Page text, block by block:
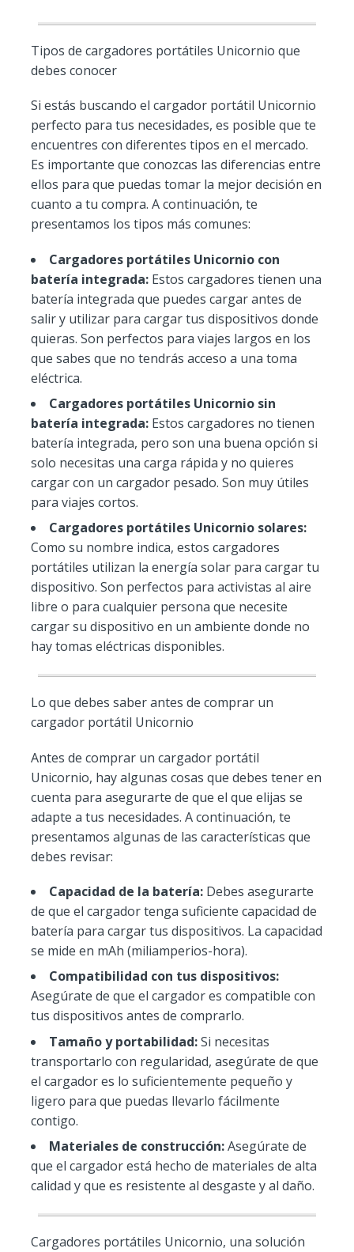
Tipos de cargadores portátiles Unicornio que
debes conocer
Si estás buscando el cargador portátil Unicornio
perfecto para tus necesidades, es posible que te
encuentres con diferentes tipos en el mercado.
Es importante que conozcas las diferencias entre
ellos para que puedas tomar la mejor decisión en
cuanto a tu compra. A continuación, te
presentamos los tipos más comunes:
Cargadores portátiles Unicornio con
batería integrada:Estos cargadores tienen una
batería integrada que puedes cargar antes de
salir y utilizar para cargar tus dispositivos donde
quieras. Son perfectos para viajes largos en los
que sabes que no tendrás acceso a una toma
eléctrica.
Cargadores portátiles Unicornio sin
batería integrada:Estos cargadores no tienen
batería integrada, pero son una buena opción si
solo necesitas una carga rápida y no quieres
cargar con un cargador pesado. Son muy útiles
para viajes cortos.
Cargadores portátiles Unicornio solares:
Como su nombre indica, estos cargadores
portátiles utilizan la energía solar para cargar tu
dispositivo. Son perfectos para activistas al aire
libre o para cualquier persona que necesite
cargar su dispositivo en un ambiente donde no
hay tomas eléctricas disponibles.
Lo que debes saber antes de comprar un
cargador portátil Unicornio
Antes de comprar un cargador portátil
Unicornio, hay algunas cosas que debes tener en
cuenta para asegurarte de que el que elijas se
adapte a tus necesidades. A continuación, te
presentamos algunas de las características que
debes revisar:
Capacidad de la batería:Debes asegurarte
de que el cargador tenga suficiente capacidad de
batería para cargar tus dispositivos. La capacidad
se mide en mAh (miliamperios-hora).
Compatibilidad con tus dispositivos:
Asegúrate de que el cargador es compatible con
tus dispositivos antes de comprarlo.
Tamaño y portabilidad:Si necesitas
transportarlo con regularidad, asegúrate de que
el cargador es lo suficientemente pequeño y
ligero para que puedas llevarlo fácilmente
contigo.
Materiales de construcción:Asegúrate de
que el cargador está hecho de materiales de alta
calidad y que es resistente al desgaste y al daño.
Cargadores portátiles Unicornio, una solución